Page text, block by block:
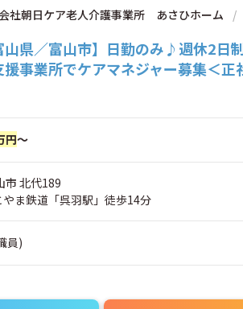
社朝日ケア老人介護事業所 あさひホーム
山県／富山市】日勤のみ♪週休2日
援事業所でケアマネジャー募集＜正
円～
市 北代189
やま鉄道「呉羽駅」徒歩14分
員)